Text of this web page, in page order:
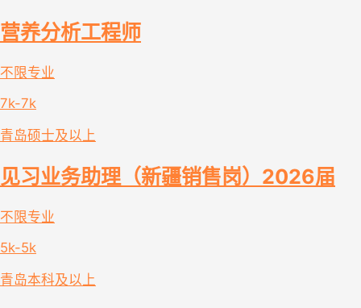
营养分析工程师
不限专业
7k-7k
青岛硕士及以上
见习业务助理（新疆销售岗）2026届
不限专业
5k-5k
青岛本科及以上